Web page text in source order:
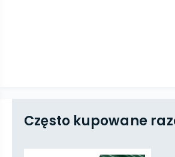
Często kupowane